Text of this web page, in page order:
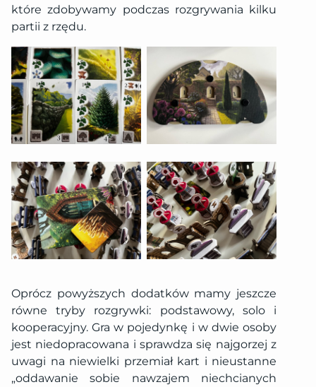
które zdobywamy podczas rozgrywania kilku
partii z rzędu.
Oprócz powyższych dodatków mamy jeszcze
równe tryby rozgrywki: podstawowy, solo i
kooperacyjny. Gra w pojedynkę i w dwie osoby
jest niedopracowana i sprawdza się najgorzej z
uwagi na niewielki przemiał kart i nieustanne
„oddawanie sobie nawzajem niechcianych